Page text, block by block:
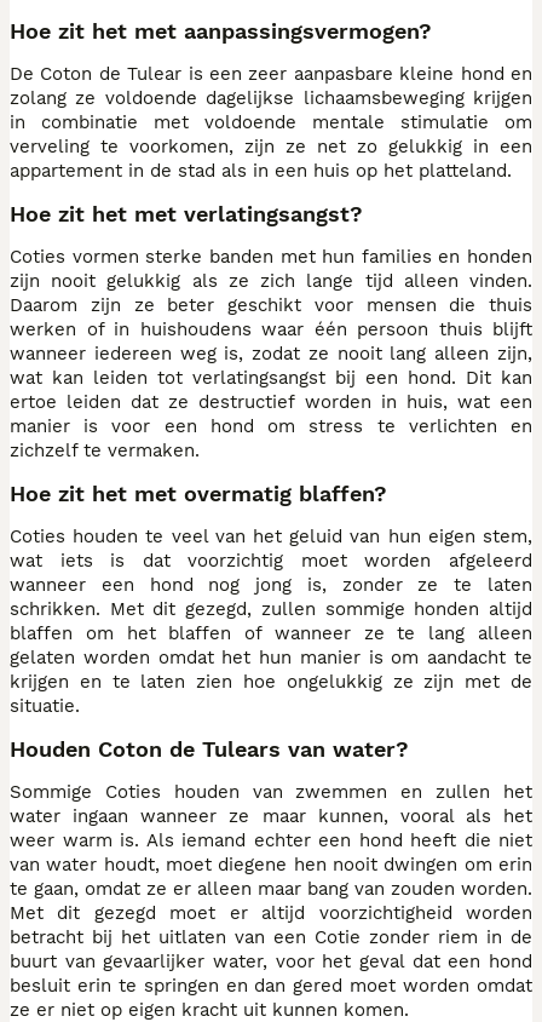
Hoe zit het met aanpassingsvermogen?
De Coton de Tulear is een zeer aanpasbare kleine hond en
zolang ze voldoende dagelijkse lichaamsbeweging krijgen
in combinatie met voldoende mentale stimulatie om
verveling te voorkomen, zijn ze net zo gelukkig in een
appartement in de stad als in een huis op het platteland.
Hoe zit het met verlatingsangst?
Coties vormen sterke banden met hun families en honden
zijn nooit gelukkig als ze zich lange tijd alleen vinden.
Daarom zijn ze beter geschikt voor mensen die thuis
werken of in huishoudens waar één persoon thuis blijft
wanneer iedereen weg is, zodat ze nooit lang alleen zijn,
wat kan leiden tot verlatingsangst bij een hond. Dit kan
ertoe leiden dat ze destructief worden in huis, wat een
manier is voor een hond om stress te verlichten en
zichzelf te vermaken.
Hoe zit het met overmatig blaffen?
Coties houden te veel van het geluid van hun eigen stem,
wat iets is dat voorzichtig moet worden afgeleerd
wanneer een hond nog jong is, zonder ze te laten
schrikken. Met dit gezegd, zullen sommige honden altijd
blaffen om het blaffen of wanneer ze te lang alleen
gelaten worden omdat het hun manier is om aandacht te
krijgen en te laten zien hoe ongelukkig ze zijn met de
situatie.
Houden Coton de Tulears van water?
Sommige Coties houden van zwemmen en zullen het
water ingaan wanneer ze maar kunnen, vooral als het
weer warm is. Als iemand echter een hond heeft die niet
van water houdt, moet diegene hen nooit dwingen om erin
te gaan, omdat ze er alleen maar bang van zouden worden.
Met dit gezegd moet er altijd voorzichtigheid worden
betracht bij het uitlaten van een Cotie zonder riem in de
buurt van gevaarlijker water, voor het geval dat een hond
besluit erin te springen en dan gered moet worden omdat
ze er niet op eigen kracht uit kunnen komen.